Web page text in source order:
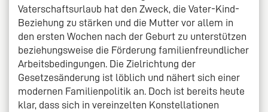
Vaterschaftsurlaub hat den Zweck, die Vater-Kind-
Beziehung zu stärken und die Mutter vor allem in
den ersten Wochen nach der Geburt zu unterstützen
beziehungsweise die Förderung familienfreundlicher
Arbeitsbedingungen. Die Zielrichtung der
Gesetzesänderung ist löblich und nähert sich einer
modernen Familienpolitik an. Doch ist bereits heute
klar, dass sich in vereinzelten Konstellationen